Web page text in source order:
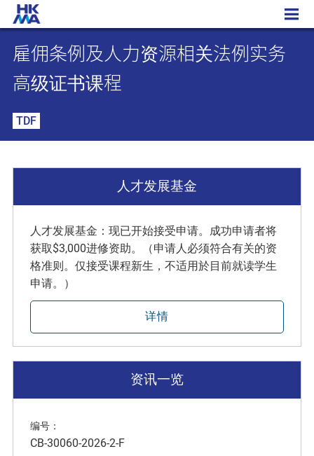
雇佣条例及人力资源相关法例实务高级证书课程
雇佣条例及人力资源相关法例实务
高级证书课程
TDF
人才发展基金
人才发展基金：现已开始接受申请。成功申请者将
获取$3,000进修资助。（申请人必须符合有关的资
格准则。仅接受课程新生，不适用於目前就读学生
申请。）
详情
资讯一览
编号：
CB-30060-2026-2-F